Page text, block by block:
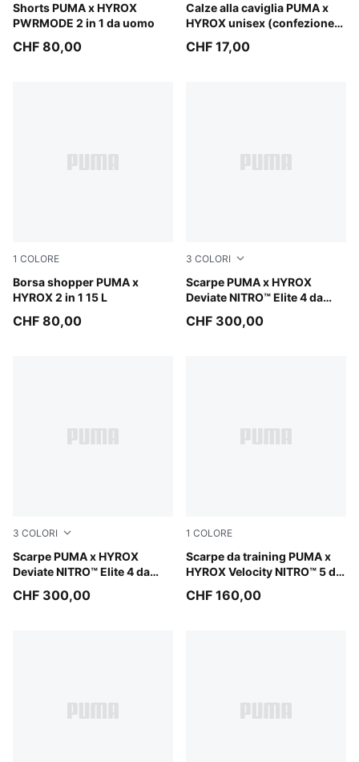
Shorts PUMA x HYROX
PWRMODE 2 in 1 da uomo
Puma Black
CHF 80,00
Calze alla caviglia PUMA x
HYROX unisex (confezione
black
CHF 17,00
1 COLORE
Borsa shopper PUMA x
HYROX 2 in 1 15 L
Puma Black
CHF 80,00
3 COLORI
Scarpe PUMA x HYROX
Deviate NITRO™ Elite 4 da
PUMA White-PUMA Black
CHF 300,00
3 COLORI
Scarpe PUMA x HYROX
Deviate NITRO™ Elite 4 da
PUMA Black-Vibrant Yellow
CHF 300,00
1 COLORE
Scarpe da training PUMA x
HYROX Velocity NITRO™ 5 da
Intense Mint-Light Lavender
CHF 160,00